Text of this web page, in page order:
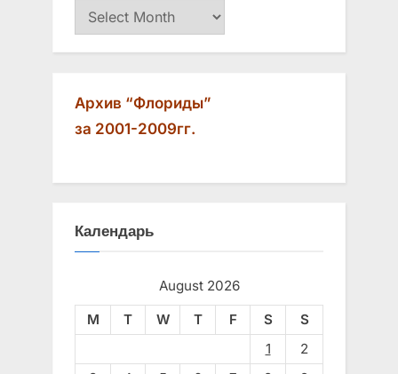
Архив
Архив “Флориды”
за 2001-2009гг.
Календарь
August 2026
M
T W T F S
S
1
2